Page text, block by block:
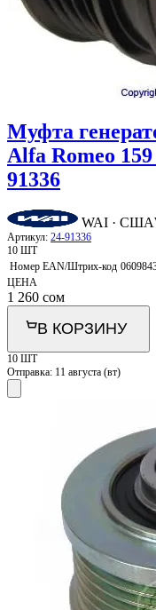
Муфта
Alfa Romeo
91336
WAI · США
Артикул: 24-91336
10 ШТ
Номер EAN/Штрих-код
ЦЕНА
1 260 сом
В КОРЗИНУ
10 ШТ
Отправка: 11 августа (вт)